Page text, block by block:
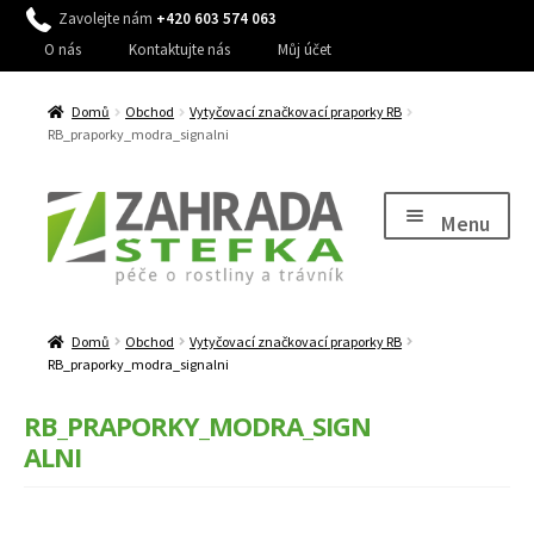
Zavolejte nám +420 603 574 063
O nás
Kontaktujte nás Můj účet
Domů Obchod
Vytyčovací značkovací praporky RB
RB_praporky_modra_signalni
Přeskočit
na
navigaci
Přejít
k
obsahu
Menu
Péče o trávník, stromy a keře
Zavlažování
Domů Obchod
Vytyčovací značkovací praporky RB
RB_praporky_modra_signalni
RB_PRAPORKY_MODRA_SIGN
ALNI